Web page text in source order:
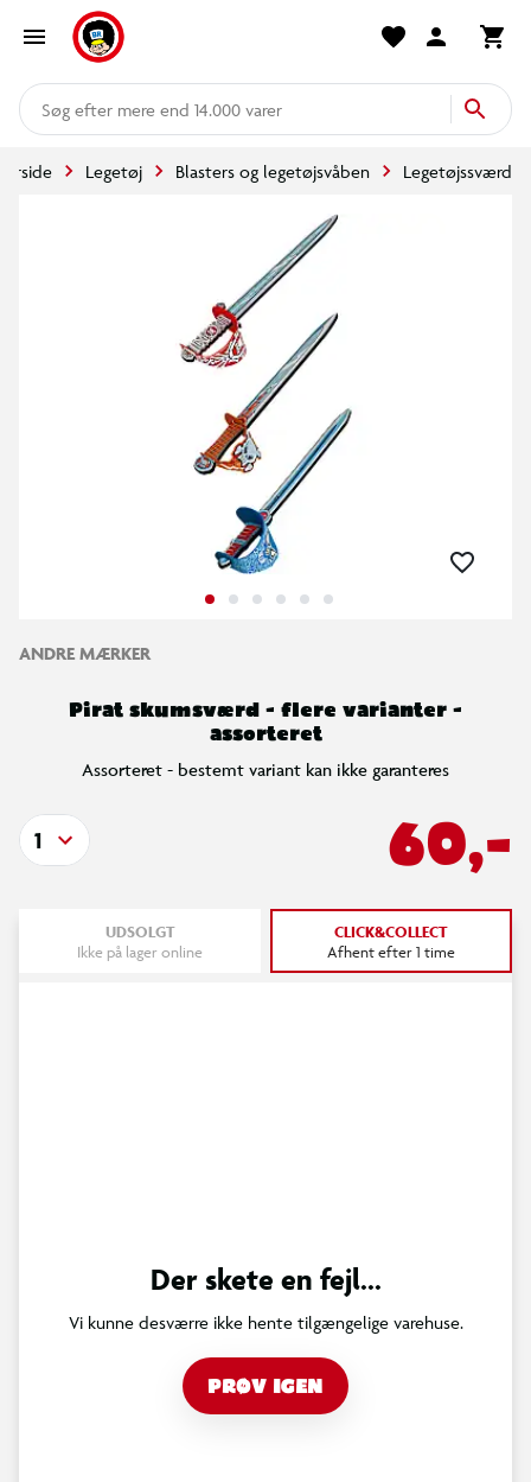
mere end 14.000 varer
Legetøj Blasters og legetøjsvåben Legetøjssværd
ANDRE MÆRKER
Pirat skumsværd - flere varianter -
assorteret
Assorteret - bestemt variant kan ikke garanteres
60,-
1
UDSOLGT
Ikke på lager online
CLICK&COLLECT
Afhent efter 1 time
Der skete en fejl...
Vi kunne desværre ikke hente tilgængelige varehuse.
PRØV IGEN